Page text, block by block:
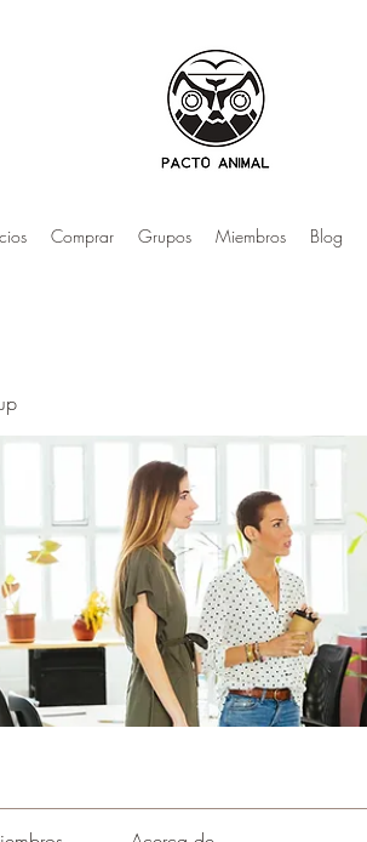
Comprar Grupos Miembros Blog